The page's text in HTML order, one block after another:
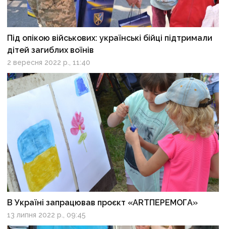
Під опікою військових: українські бійці підтримали
дітей загиблих воїнів
2 вересня 2022 р., 11:40
В Україні запрацював проєкт «ARTПЕРЕМОГА»
13 липня 2022 р., 09:45